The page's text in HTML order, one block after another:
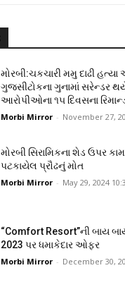
મોરબી:ચકચારી મમુ દાઢી
ગુજસીટોકના ગુનામાં સરેન્ડર
આરોપીઓના ૧૫ દિવસના
Morbi Mirror - November 27,
મોરબી સિરામિકના શેડ ઉપર
પટકાયેલ પ્રૌઢનું મોત
Morbi Mirror - May 29, 2024
“Comfort Resort”ની બાય
2023 પર ધમાકેદાર ઓફર
Morbi Mirror - December 30,